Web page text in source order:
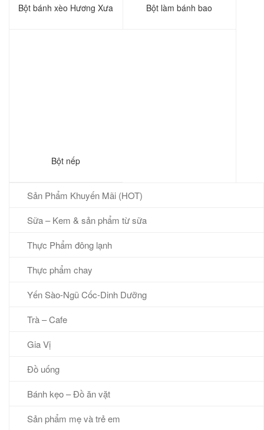
Sản Phẩm Khuyến Mãi (HOT)
Sữa – Kem & sản phẩm từ sữa
Thực Phẩm đông lạnh
Thực phẩm chay
Yến Sào-Ngũ Cốc-Dinh Dưỡng
Trà – Cafe
Gia Vị
Đồ uống
Bánh kẹo – Đồ ăn vặt
Sản phẩm mẹ và trẻ em
Bột bánh xèo Hương Xưa Bột làm bánh bao
Bột nếp